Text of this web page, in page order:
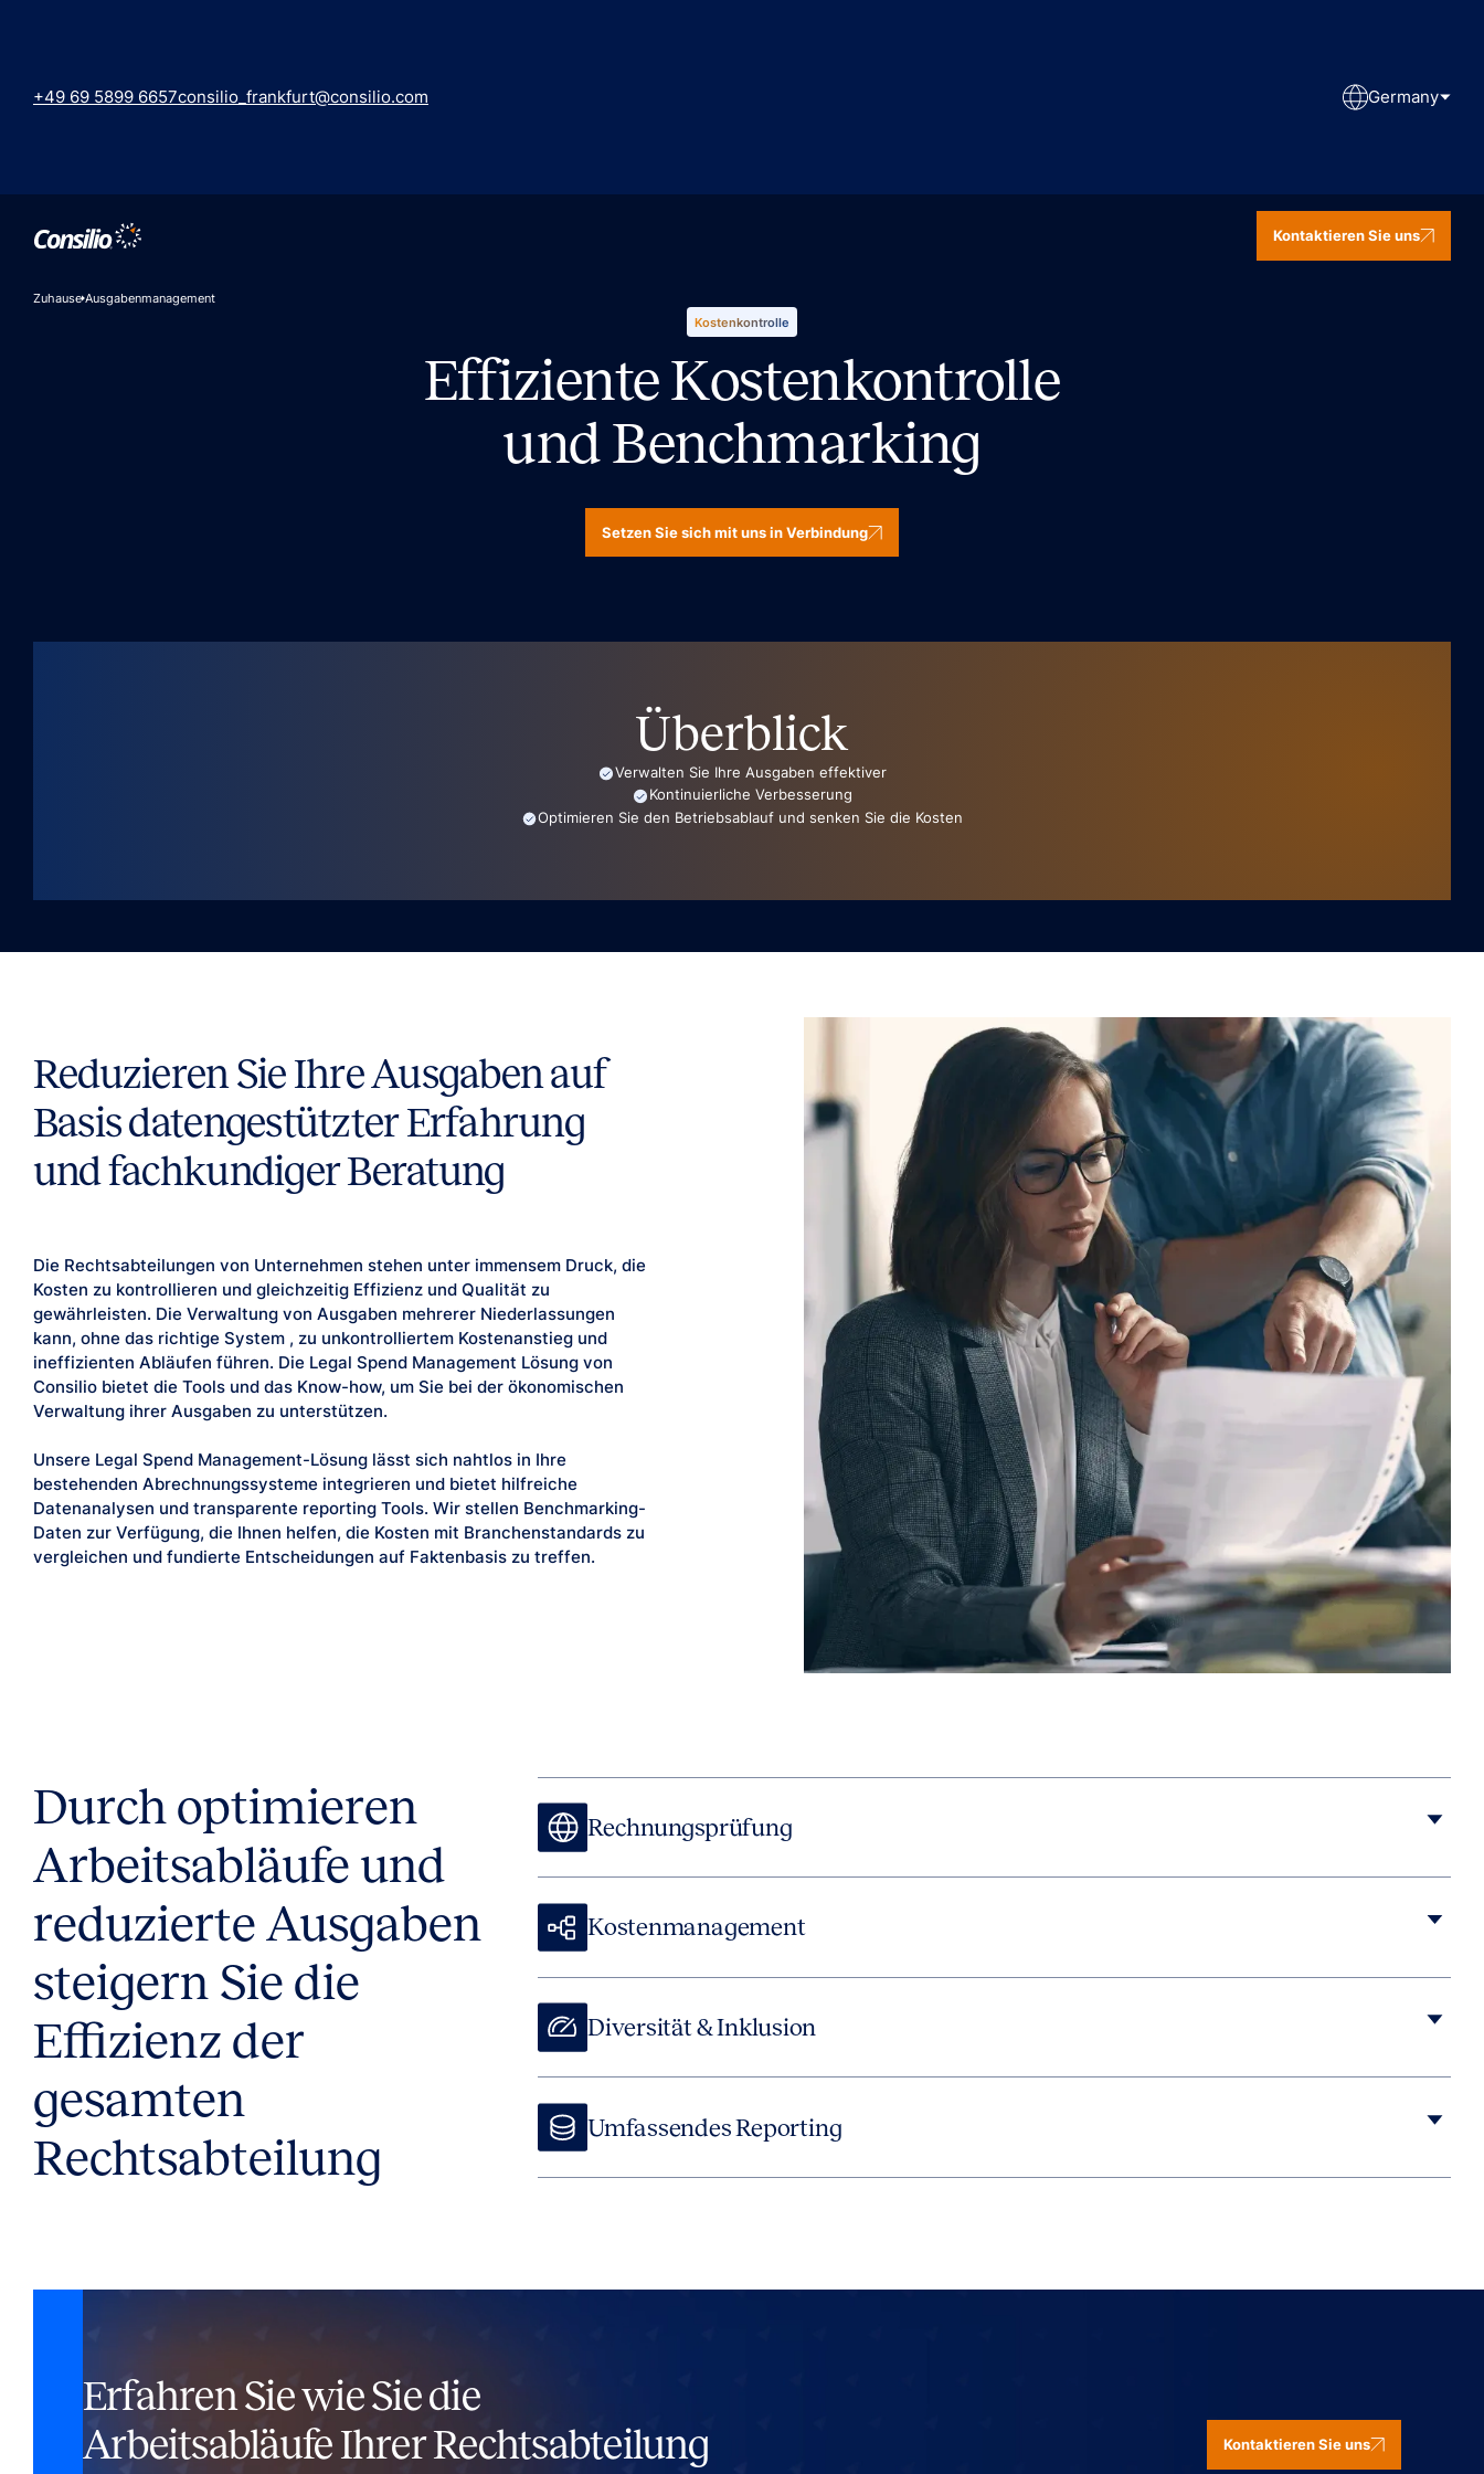
+49 69 5899 6657consilio_frankfurt@consilio.com Germany
Kontaktieren Sie uns
ZuhauseAusgabenmanagement
Kostenkontrolle
Effiziente Kostenkontrolle
und Benchmarking
Setzen Sie sich mit uns in Verbindung
Überblick
Verwalten Sie Ihre Ausgaben effektiver
Kontinuierliche Verbesserung
Optimieren Sie den Betriebsablauf und senken Sie die Kosten
Reduzieren Sie Ihre Ausgaben auf
Basis datengestützter Erfahrung
und fachkundiger Beratung
Die Rechtsabteilungen von Unternehmen stehen unter immensem Druck, die
Kosten zu kontrollieren und gleichzeitig Effizienz und Qualität zu
gewährleisten. Die Verwaltung von Ausgaben mehrerer Niederlassungen
kann, ohne das richtige System , zu unkontrolliertem Kostenanstieg und
ineffizienten Abläufen führen. Die Legal Spend Management Lösung von
Consilio bietet die Tools und das Know-how, um Sie bei der ökonomischen
Verwaltung ihrer Ausgaben zu unterstützen.
Unsere Legal Spend Management-Lösung lässt sich nahtlos in Ihre
bestehenden Abrechnungssysteme integrieren und bietet hilfreiche
Datenanalysen und transparente reporting Tools. Wir stellen Benchmarking-
Daten zur Verfügung, die Ihnen helfen, die Kosten mit Branchenstandards zu
vergleichen und fundierte Entscheidungen auf Faktenbasis zu treffen.
Durch optimieren
Arbeitsabläufe und
reduzierte Ausgaben
steigern Sie die
Effizienz der
gesamten
Rechtsabteilung
Rechnungsprüfung
Kostenmanagement
Diversität & Inklusion
Umfassendes Reporting
Erfahren Sie wie Sie die
Arbeitsabläufe Ihrer Rechtsabteilung
Kontaktieren Sie uns